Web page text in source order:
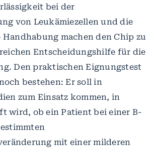
bei der
von Leukämiezellen und die
machen den Chip zu
Entscheidungshilfe für die
Den praktischen Eignungstest
bestehen: Er soll in
zum Einsatz kommen, in
wird, ob ein Patient bei einer B-
mit einer milderen